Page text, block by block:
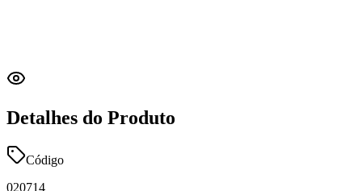
Detalhes do Produto
Código
020714